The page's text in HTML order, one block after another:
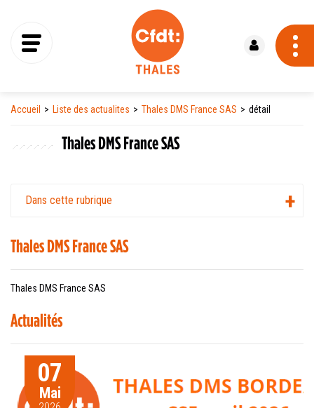
Accueil Liste des actualites Thales DMS France SAS détail
Thales DMS France SAS
Dans cette rubrique
Thales DMS France SAS
Thales DMS France SAS
Actualités
07
Mai